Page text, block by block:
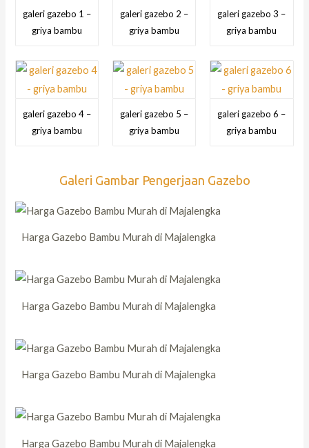
galeri gazebo 1 –
griya bambu
galeri gazebo 2 –
griya bambu
galeri gazebo 3 –
griya bambu
galeri gazebo 4 –
griya bambu
galeri gazebo 5 –
griya bambu
galeri gazebo 6 –
griya bambu
Galeri Gambar Pengerjaan Gazebo
Harga Gazebo Bambu Murah di Majalengka
Harga Gazebo Bambu Murah di Majalengka
Harga Gazebo Bambu Murah di Majalengka
Harga Gazebo Bambu Murah di Majalengka